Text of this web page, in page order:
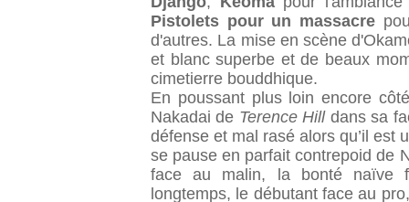
Pistolets pour un massacre
d'autres. La mise en scène
et blanc superbe et de beaux
cimetierre bouddhique.
En poussant plus loin encore
Nakadai de Terence Hilldans sa
défense et mal rasé alors qu’il est
se pause en parfait contrepoid de
face au malin, la bonté naïve
longtemps, le débutant face au